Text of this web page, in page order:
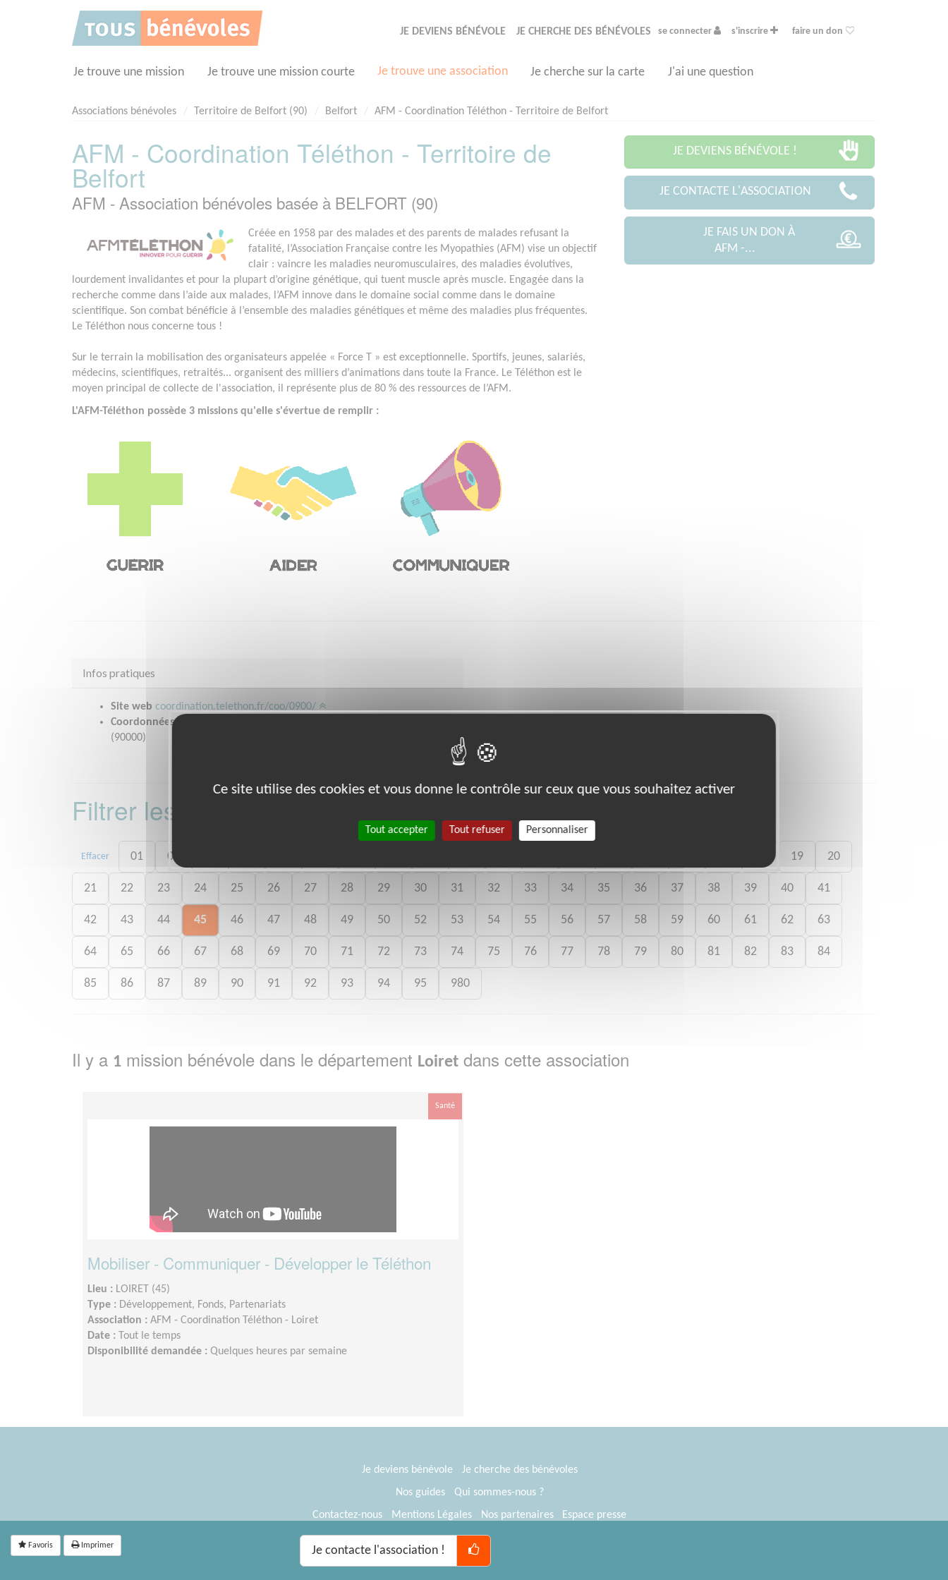
JE DEVIENS BÉNÉVOLE JE CHERCHE DES BÉNÉVOLES se connecter s'inscrire faire un don
Je trouve une mission Je trouve une mission courte Je trouve une association Je cherche sur la carte J'ai une question
Associations bénévoles Territoire de Belfort (90) Belfort AFM - Coordination Téléthon - Territoire de Belfort
AFM - Coordination Téléthon - Territoire de
Belfort
AFM - Association bénévoles basée à BELFORT (90)
Créée en 1958 par des malades et des parents de malades refusant la
fatalité, l’Association Française contre les Myopathies (AFM) vise un objectif
clair : vaincre les maladies neuromusculaires, des maladies évolutives,
lourdement invalidantes et pour la plupart d’origine génétique, qui tuent muscle après muscle. Engagée dans la
recherche comme dans l’aide aux malades, l’AFM innove dans le domaine social comme dans le domaine
scientifique. Son combat bénéficie à l’ensemble des maladies génétiques et même des maladies plus fréquentes.
Le Téléthon nous concerne tous !
Sur le terrain la mobilisation des organisateurs appelée « Force T » est exceptionnelle. Sportifs, jeunes, salariés,
médecins, scientifiques, retraités... organisent des milliers d’animations dans toute la France. Le Téléthon est le
moyen principal de collecte de l'association, il représente plus de 80 % des ressources de l’AFM.
L'AFM-Téléthon possède 3 missions qu'elle s'évertue de remplir :
JE DEVIENS BÉNÉVOLE !
JE CONTACTE L'ASSOCIATION
JE FAIS UN DON À
AFM -...
Infos pratiques
Site web coordination.telethon.fr/coo/0900/
CoordonnéesCité des Associations, Rue Jean-Pierre Melville BELFORT
(90000)
Filtrer les missions bénévoles par département :
Effacer 01 02 19 20
21 22 23 24 25 26 27 28 29 30 31 32 33 34 35 36 37 38 39 40 41
42 43 44 45 46 47 48 49 50 52 53 54 55 56 57 58 59 60 61 62 63
64 65 66 67 68 69 70 71 72 73 74 75 76 77 78 79 80 81 82 83 84
85 86 87 89 90 91 92 93 94 95 980
Il y a 1 mission bénévole dans le département Loiret dans cette association
Santé
Mobiliser - Communiquer - Développer le Téléthon
Lieu : LOIRET (45)
Type : Développement, Fonds, Partenariats
Association : AFM - Coordination Téléthon - Loiret
Date :
Tout le temps
Disponibilité demandée : Quelques heures par semaine
Favoris Imprimer Je contacte l'association !
Je deviens bénévole
Je cherche des bénévoles
Nos guides
Qui sommes-nous ?
Contactez-nous
Mentions Légales Nos partenaires
Espace presse
® Tous Bénévoles 2012-2026
Ce site utilise des cookies et vous donne le contrôle sur ceux que vous souhaitez activer
Tout accepter Tout refuser Personnaliser